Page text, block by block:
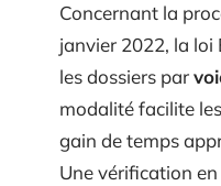
Concernant la
janvier 2022, la loi
les dossiers par
modalité facilite
gain de temps
Une vérification